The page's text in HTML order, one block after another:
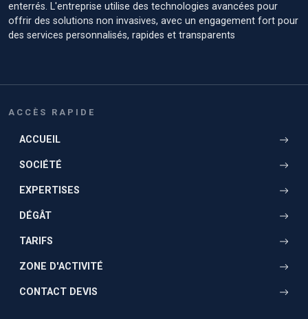
enterrés. L'entreprise utilise des technologies avancées pour
offrir des solutions non invasives, avec un engagement fort pour
des services personnalisés, rapides et transparents
ACCÈS RAPIDE
ACCUEIL
SOCIÉTÉ
EXPERTISES
DÉGÂT
TARIFS
ZONE D'ACTIVITÉ
CONTACT DEVIS